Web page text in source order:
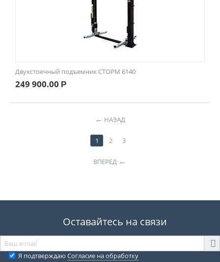
Двухстоечный подъемник СТОРМ 6140
249 900.00 Р
НАЗАД
1 2 3
ВПЕРЕД
Оставайтесь на связи
Я подтверждаю Согласие на обработку